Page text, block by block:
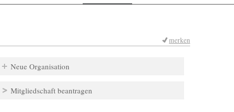
merken
Neue Organisation
Mitgliedschaft beantragen